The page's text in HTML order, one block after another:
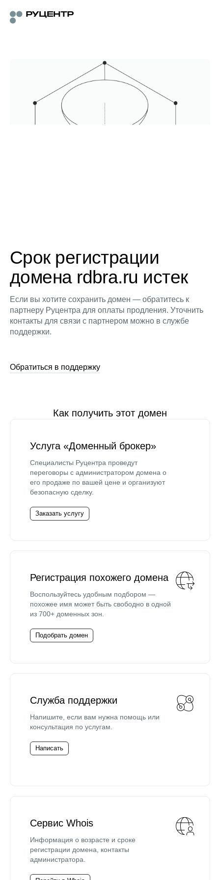
Срок регистрации
домена rdbra.ru истек
Если вы хотите сохранить домен — обратитесь к
партнеру Руцентра для оплаты продления. Уточнить
контакты для связи с партнером можно в службе
поддержки.
Обратиться в поддержку
Как получить этот домен
Услуга «Доменный брокер»
Специалисты Руцентра проведут
переговоры с администратором домена о
его продаже по вашей цене и организуют
безопасную сделку.
Заказать услугу
Регистрация похожего домена
Воспользуйтесь удобным подбором —
похожее имя может быть свободно в одной
из 700+ доменных зон.
Подобрать домен
Служба поддержки
Напишите, если вам нужна помощь или
консультация по услугам.
Написать
Сервис Whois
Информация о возрасте и сроке
регистрации домена, контакты
администратора.